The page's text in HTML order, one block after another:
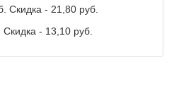
Скидка - 21,80 руб.
- 13,10 руб.